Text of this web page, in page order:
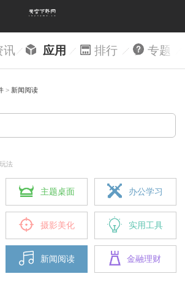
讯 应用 排行 专题
> 新闻阅读
法
主题桌面 办公学习
摄影美化 实用工具
新闻阅读 金融理财